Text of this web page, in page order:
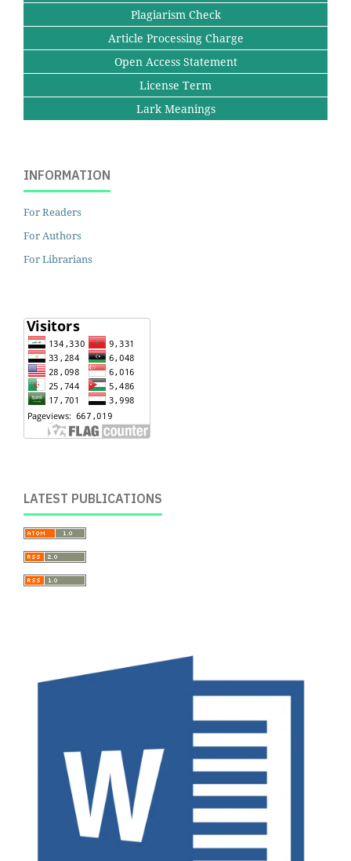
Plagiarism Check
Article Processing Charge
Open Access Statement
License Term
Lark Meanings
INFORMATION
For Readers
For Authors
For Librarians
LATEST PUBLICATIONS